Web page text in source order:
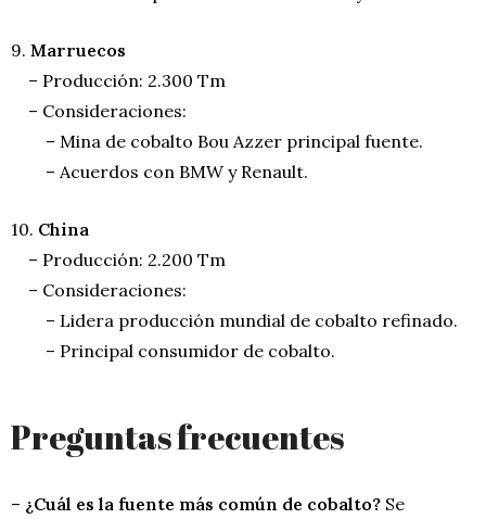
9. Marruecos
– Producción: 2.300 Tm
– Consideraciones:
– Mina de cobalto Bou Azzer principal fuente.
– Acuerdos con BMW y Renault.
10. China
– Producción: 2.200 Tm
– Consideraciones:
– Lidera producción mundial de cobalto refinado.
– Principal consumidor de cobalto.
Preguntas frecuentes
– ¿Cuál es la fuente más común de cobalto? Se